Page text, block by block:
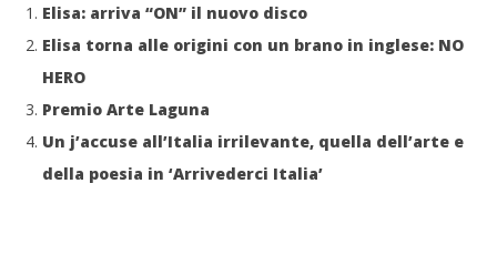
Elisa: arriva “ON” il nuovo disco
Elisa torna alle origini con un brano in inglese: NO
HERO
Premio Arte Laguna
Un j’accuse all’Italia irrilevante, quella dell’arte e
della poesia in ‘Arrivederci Italia’